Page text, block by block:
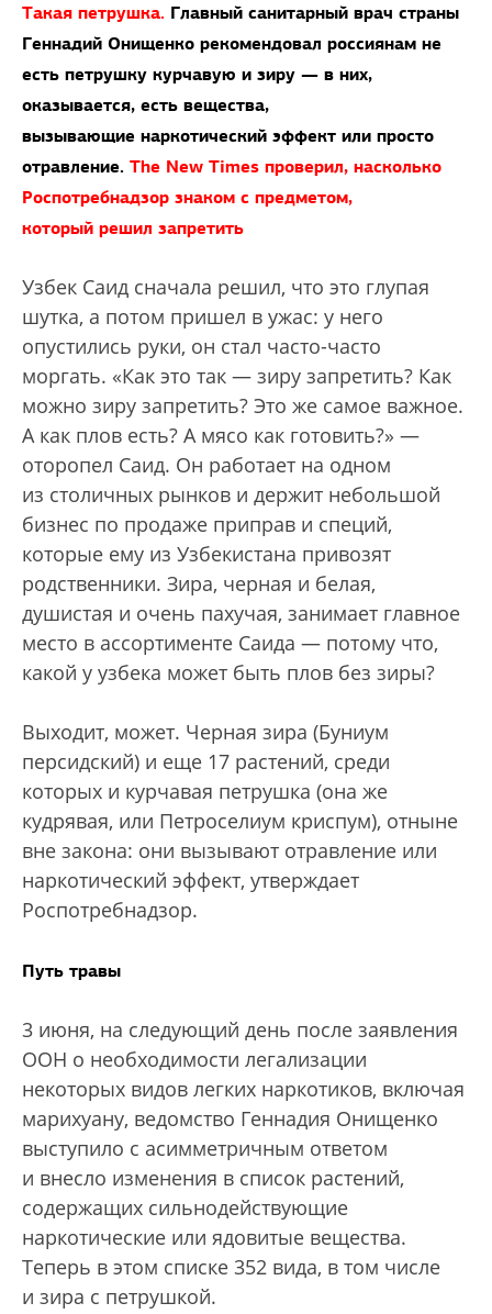
Такая петрушка. Главный санитарный врач страны
Геннадий Онищенко рекомендовал россиянам не
есть петрушку курчавую и зиру — в них,
оказывается, есть вещества,
вызывающие наркотический эффект или просто
отравление. The New Times проверил, насколько
Роспотребнадзор знаком с предметом,
который решил запретить
Узбек Саид сначала решил, что это глупая
шутка, а потом пришел в ужас: у него
опустились руки, он стал часто-часто
моргать. «Как это так — зиру запретить? Как
можно зиру запретить? Это же самое важное.
А как плов есть? А мясо как готовить?» —
оторопел Саид. Он работает на одном
из столичных рынков и держит небольшой
бизнес по продаже приправ и специй,
которые ему из Узбекистана привозят
родственники. Зира, черная и белая,
душистая и очень пахучая, занимает главное
место в ассортименте Саида — потому что,
какой у узбека может быть плов без зиры?
Выходит, может. Черная зира (Буниум
персидский) и еще 17 растений, среди
которых и курчавая петрушка (она же
кудрявая, или Петроселиум криспум), отныне
вне закона: они вызывают отравление или
наркотический эффект, утверждает
Роспотребнадзор.
Путь травы
3 июня, на следующий день после заявления
ООН о необходимости легализации
некоторых видов легких наркотиков, включая
марихуану, ведомство Геннадия Онищенко
выступило с асимметричным ответом
и внесло изменения в список растений,
содержащих сильнодействующие
наркотические или ядовитые вещества.
Теперь в этом списке 352 вида, в том числе
и зира с петрушкой.